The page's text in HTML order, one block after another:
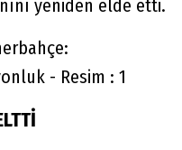
yeniden elde etti.